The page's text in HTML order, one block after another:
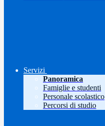
Servizi
Panoramica
Famiglie e studenti
Personale scolastico
Percorsi di studio